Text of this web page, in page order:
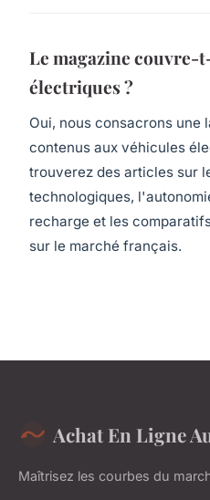
Le magazine couvre-
électriques ?
Oui, nous consacrons une
contenus aux véhicules
trouverez des articles sur
technologiques,
recharge et les
sur le marché français.
Achat En Ligne
Maîtrisez les courbes du